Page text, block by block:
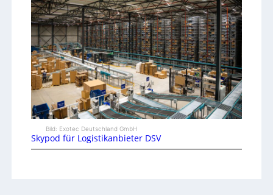
Bild: Exotec Deutschland GmbH
Skypod für Logistikanbieter DSV